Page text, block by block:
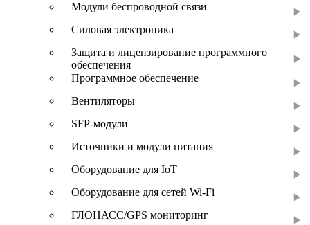
Модули беспроводной связи
Силовая электроника
Защита и лицензирование программного
обеспечения
Программное обеспечение
Вентиляторы
SFP-модули
Источники и модули питания
Оборудование для IoT
Оборудование для сетей Wi-Fi
ГЛОНАСС/GPS мониторинг